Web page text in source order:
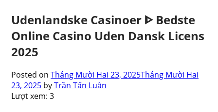
Udenlandske Casinoer ᐈ Bedste
Online Casino Uden Dansk Licens
2025
Posted on Tháng Mười Hai 23, 2025Tháng Mười Hai
23, 2025 byTrần Tấn Luân
Lượt xem: 3